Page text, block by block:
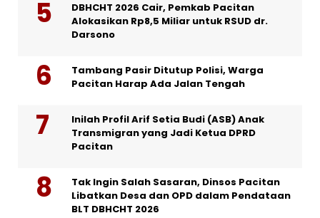
DBHCHT 2026 Cair, Pemkab Pacitan
Alokasikan Rp8,5 Miliar untuk RSUD dr.
Darsono
Tambang Pasir Ditutup Polisi, Warga
Pacitan Harap Ada Jalan Tengah
Inilah Profil Arif Setia Budi (ASB) Anak
Transmigran yang Jadi Ketua DPRD
Pacitan
Tak Ingin Salah Sasaran, Dinsos Pacitan
Libatkan Desa dan OPD dalam Pendataan
BLT DBHCHT 2026